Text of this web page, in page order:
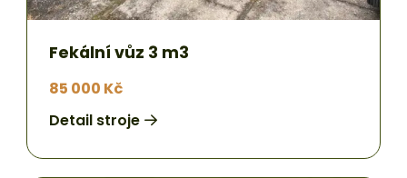
Fekální vůz 3 m3
85 000 Kč
Detail stroje